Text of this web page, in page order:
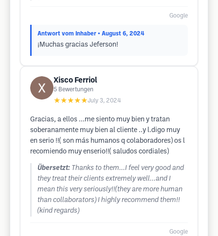
Google
Antwort vom Inhaber • August 6, 2024
¡Muchas gracias Jeferson!
Xisco Ferriol
5 Bewertungen
★★★★★July 3, 2024
Gracias, a ellos ...me siento muy bien y tratan
soberanamente muy bien al cliente ..y l.digo muy
en serio !!( son más humanos q colaboradores) os l
recomiendo muy enserio!!( saludos cordiales)
Übersetzt: Thanks to them...I feel very good and
they treat their clients extremely well...and I
mean this very seriously!!(they are more human
than collaborators) I highly recommend them!!
(kind regards)
Google